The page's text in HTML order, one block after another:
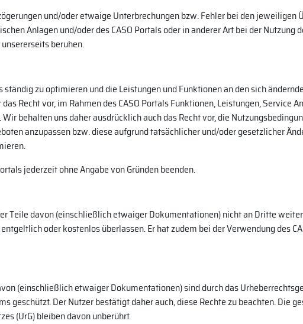
und/oder etwaige Unterbrechungen bzw. Fehler bei den jeweiligen
Anlagen und/oder des CASO Portals oder in anderer Art bei der Nutzung
beruhen.
zu optimieren und die Leistungen und Funktionen an den sich
Recht vor, im Rahmen des CASO Portals Funktionen, Leistungen, Service
behalten uns daher ausdrücklich auch das Recht vor, die
anzupassen bzw. diese aufgrund tatsächlicher und/oder gesetzlicher
jederzeit ohne Angabe von Gründen beenden.
Teile davon (einschließlich etwaiger Dokumentationen) nicht an Dritte
oder kostenlos überlassen. Er hat zudem bei der Verwendung des
(einschließlich etwaiger Dokumentationen) sind durch das
geschützt. Der Nutzer bestätigt daher auch, diese Rechte zu beachten. Die
(UrG) bleiben davon unberührt.